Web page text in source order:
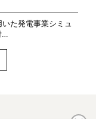
た発電事業シミュ
…